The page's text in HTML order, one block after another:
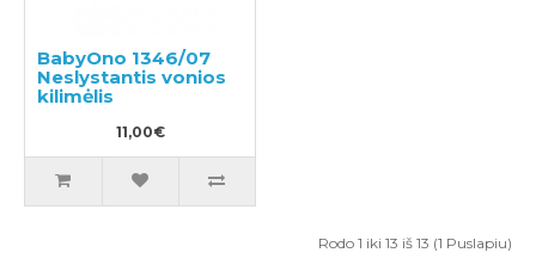
BabyOno 1346/07
Neslystantis vonios
kilimėlis
11,00€
Rodo 1 iki 13 iš 13 (1 Puslapiu)